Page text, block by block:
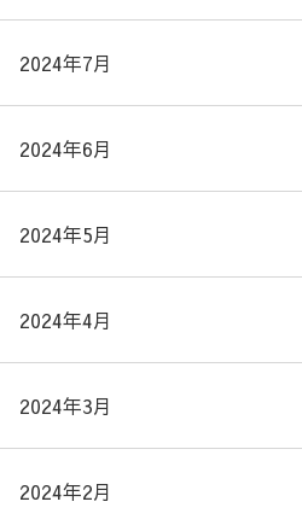
2024年7月
2024年6月
2024年5月
2024年4月
2024年3月
2024年2月